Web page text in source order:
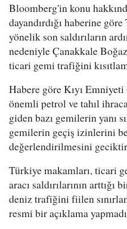
Bloomberg'in konu
dayandırdığı haberine
yönelik son saldırıların
nedeniyle Çanakkale
ticari gemi trafiğini
Habere göre Kıyı
önemli petrol ve tahıl
giden bazı gemilerin yanı
gemilerin geçiş izinlerini
değerlendirilmesini
Türkiye makamları, ticari
aracı saldırılarının
deniz trafiğini fiilen
resmi bir açıklama